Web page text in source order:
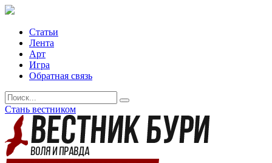
Статьи
Лента
Арт
Игра
Обратная связь
Стань вестником